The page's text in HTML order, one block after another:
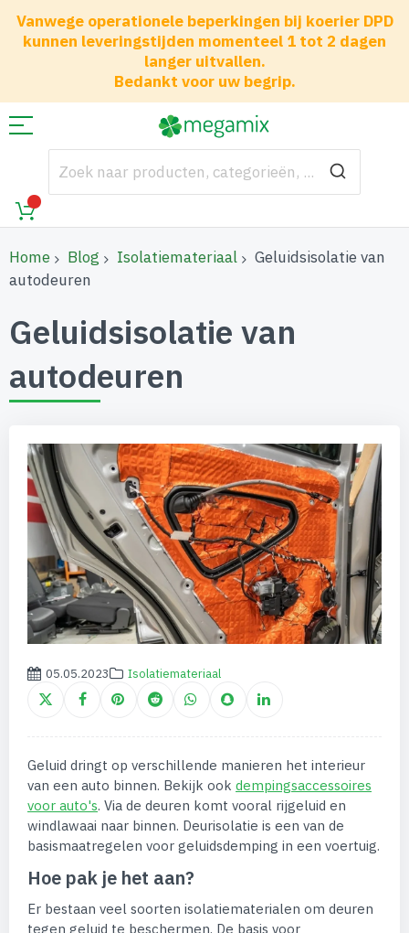
Vanwege operationele beperkingen bij koerier DPD
kunnen leveringstijden momenteel 1 tot 2 dagen
langer uitvallen.
Bedankt voor uw begrip.
Home Blog Isolatiemateriaal
Geluidsisolatie van
autodeuren
Geluidsisolatie van
autodeuren
05.05.2023 Isolatiemateriaal
Geluid dringt op verschillende manieren het interieur
van een auto binnen. Bekijk ook dempingsaccessoires
voor auto's. Via de deuren komt vooral rijgeluid en
windlawaai naar binnen. Deurisolatie is een van de
basismaatregelen voor geluidsdemping in een voertuig.
Hoe pak je het aan?
Er bestaan veel soorten isolatiematerialen om deuren
tegen geluid te beschermen. De basis voor